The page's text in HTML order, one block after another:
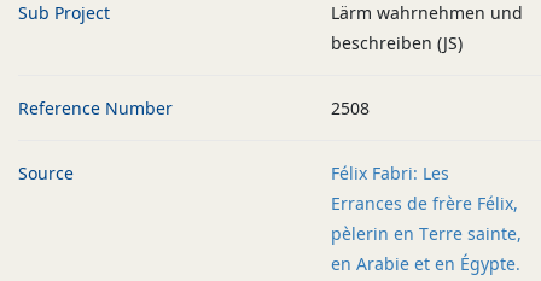
Sub Project
Lärm wahrnehmen und
beschreiben (JS)
Reference Number 2508
Source
Félix Fabri: Les
Errances de frère Félix,
pèlerin en Terre sainte,
en Arabie et en Égypte.